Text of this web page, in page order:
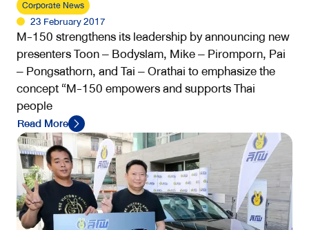
Corporate News
23 February 2017
M-150 strengthens its leadership by announcing new
presenters Toon – Bodyslam, Mike – Piromporn, Pai
– Pongsathorn, and Tai – Orathai to emphasize the
concept “M-150 empowers and supports Thai
people
Read More